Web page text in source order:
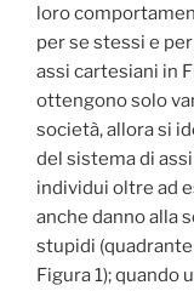
loro
per se stessi e
assi cartesiani in
ottengono solo
società, allora si
del sistema di
individui oltre ad
anche danno alla
stupidi
Figura 1); quando